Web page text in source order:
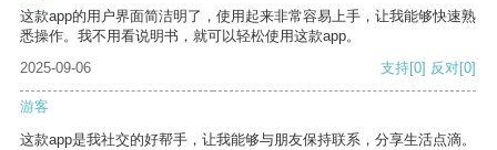
这款app的用户界面简洁明了，使用起来非常容易上手，让我能够快速熟
悉操作。我不用看说明书，就可以轻松使用这款app。
2025-09-06
支持[0] 反对[0]
游客
这款app是我社交的好帮手，让我能够与朋友保持联系，分享生活点滴。